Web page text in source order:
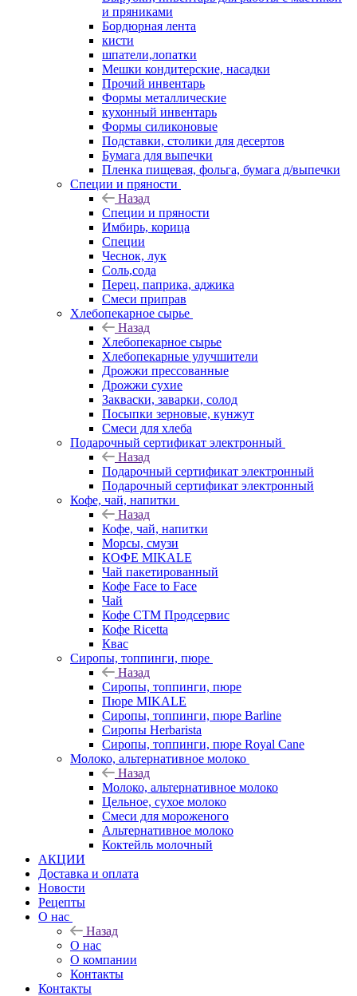
и пряниками
Бордюрная лента
кисти
шпатели,лопатки
Мешки кондитерские, насадки
Прочий инвентарь
Формы металлические
кухонный инвентарь
Формы силиконовые
Подставки, столики для десертов
Бумага для выпечки
Пленка пищевая, фольга, бумага д/выпечки
Специи и пряности
Назад
Специи и пряности
Имбирь, корица
Специи
Чеснок, лук
Соль,сода
Перец, паприка, аджика
Смеси приправ
Хлебопекарное сырье
Назад
Хлебопекарное сырье
Хлебопекарные улучшители
Дрожжи прессованные
Дрожжи сухие
Закваски, заварки, солод
Посыпки зерновые, кунжут
Смеси для хлеба
Подарочный сертификат электронный
Назад
Подарочный сертификат электронный
Подарочный сертификат электронный
Кофе, чай, напитки
Назад
Кофе, чай, напитки
Морсы, смузи
КОФЕ MIKALE
Чай пакетированный
Кофе Face to Face
Чай
Кофе СТМ Продсервис
Кофе Ricetta
Квас
Сиропы, топпинги, пюре
Назад
Сиропы, топпинги, пюре
Пюре MIKALE
Сиропы, топпинги, пюре Barline
Сиропы Herbarista
Сиропы, топпинги, пюре Royal Cane
Молоко, альтернативное молоко
Назад
Молоко, альтернативное молоко
Цельное, сухое молоко
Смеси для мороженого
Альтернативное молоко
Коктейль молочный
АКЦИИ
Доставка и оплата
Новости
Рецепты
О нас
Назад
О нас
О компании
Контакты
Контакты